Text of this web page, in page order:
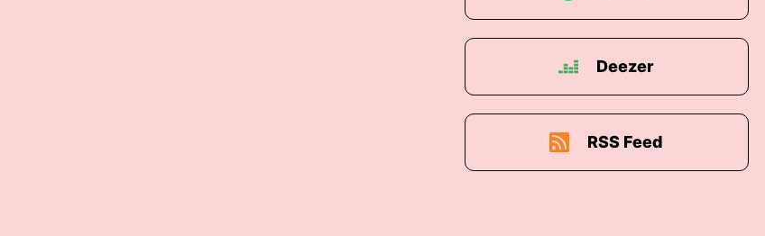
Deezer
RSS Feed